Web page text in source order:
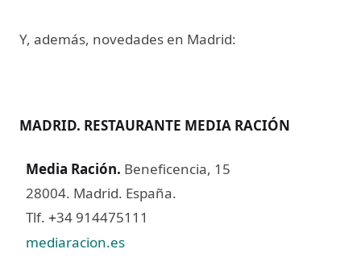
Y, además, novedades en Madrid:
MADRID. RESTAURANTE MEDIA RACIÓN
Media Ración. Beneficencia, 15
28004. Madrid. España.
Tlf. +34 914475111
mediaracion.es